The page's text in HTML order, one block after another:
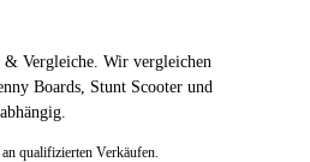
Vergleiche. Wir vergleichen
Boards, Stunt Scooter und
qualifizierten Verkäufen.